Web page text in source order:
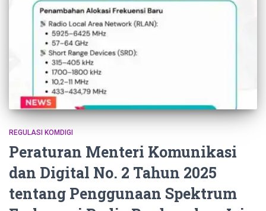
REGULASI KOMDIGI
Peraturan Menteri Komunikasi
dan Digital No. 2 Tahun 2025
tentang Penggunaan Spektrum